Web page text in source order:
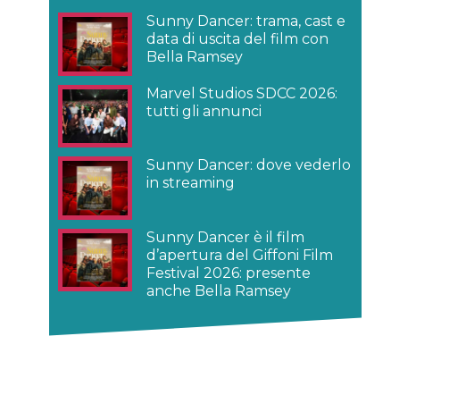
Sunny Dancer: trama, cast e
data di uscita del film con
Bella Ramsey
Marvel Studios SDCC 2026:
tutti gli annunci
Sunny Dancer: dove vederlo
in streaming
Sunny Dancer è il film
d’apertura del Giffoni Film
Festival 2026: presente
anche Bella Ramsey